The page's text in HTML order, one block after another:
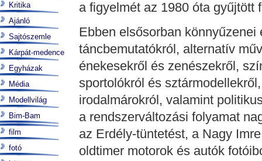
a figyelmét az 1980 óta gyűjtött
Ebben elsősorban
táncbemutatókról, alternatív
énekesekről és zenészekről,
sportolókról és
irodalmárokról, valamint
a rendszerváltozási folyamat
az Erdély-tüntetést, a Nagy
oldtimer motorok és autók
Kritika
Ajánló
Sajtószemle
Kárpát-medence
Egyházak
Média
Modellvilág
Bim-Bam
film
fotó